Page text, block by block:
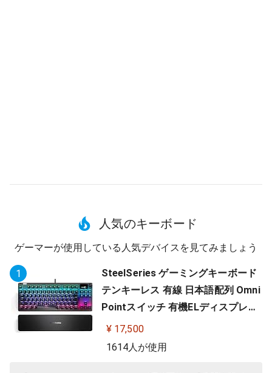
人気のキーボード
ゲーマーが使用している人気デバイスを見てみましょう
1
SteelSeries ゲーミングキーボード
テンキーレス 有線 日本語配列 Omni
Pointスイッチ 有機ELディスプレイ
搭載 Apex Pro TKL JP 64737
¥ 17,500
1614人が使用